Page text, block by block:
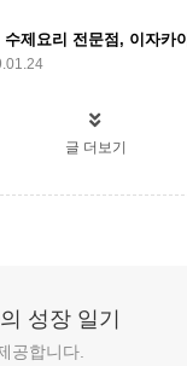
글 더보기
성장 일기
공합니다.